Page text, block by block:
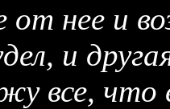
нее и
и
все,